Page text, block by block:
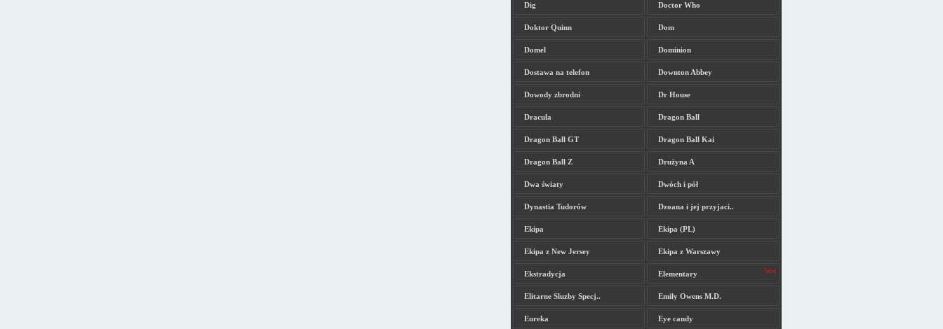
Dig Doctor Who
Doktor Quinn Dom
Domel Dominion
Dostawa na telefon Downton Abbey
Dowody zbrodni Dr House
Dracula Dragon Ball
Dragon Ball GT Dragon Ball Kai
Dragon Ball Z Drużyna A
Dwa światy Dwóch i pół
Dynastia Tudorów Dzoana i jej przyjaci..
Ekipa Ekipa (PL)
Ekipa z New Jersey Ekipa z Warszawy
Ekstradycja Elementary
Elitarne Sluzby Specj.. Emily Owens M.D.
Eureka Eye candy